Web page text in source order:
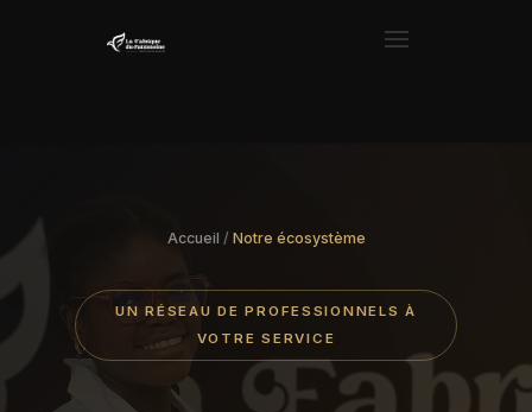
Accueil / Notre écosystème
UN RÉSEAU DE PROFESSIONNELS À
VOTRE SERVICE